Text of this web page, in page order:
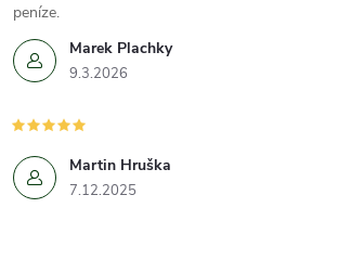
Marek Plachky
9.3.2026
peníze.
Martin Hruška
7.12.2025